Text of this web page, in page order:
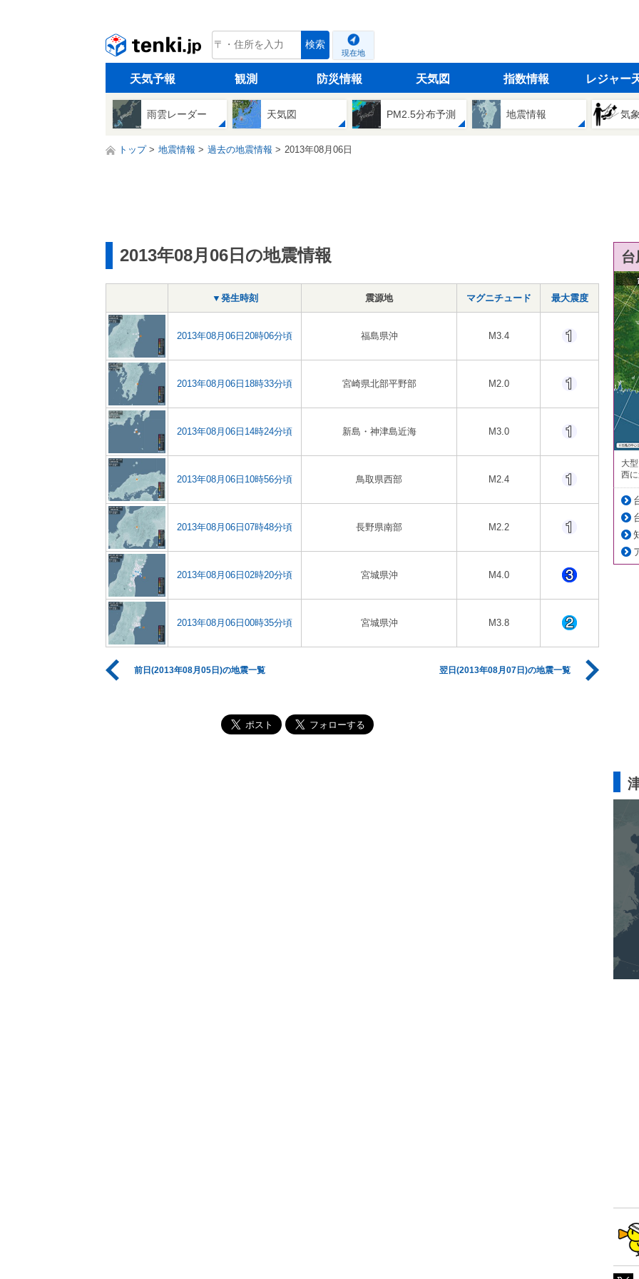
tenki.jp 検索
現在地
天気予報 観測 防災情報 天気図 指数情報 レジャー
雨雲レーダー 天気図 PM2.5分布予測 地震情報 気
トップ 地震情報 過去の地震情報 2013年08月06日
2013年08月06日の地震情報
▼発生時刻 震源地 マグニチュード 最大震度
2013年08月06日20時06分頃 福島県沖 M3.4
2013年08月06日18時33分頃 宮崎県北部平野部 M2.0
2013年08月06日14時24分頃 新島・神津島近海 M3.0
2013年08月06日10時56分頃 鳥取県西部 M2.4
2013年08月06日07時48分頃 長野県南部 M2.2
2013年08月06日02時20分頃 宮城県沖 M4.0
2013年08月06日00時35分頃 宮城県沖 M3.8
前日(2013年08月05日)の地震一覧 翌日(2013年08月07日)の地震一覧
大
西